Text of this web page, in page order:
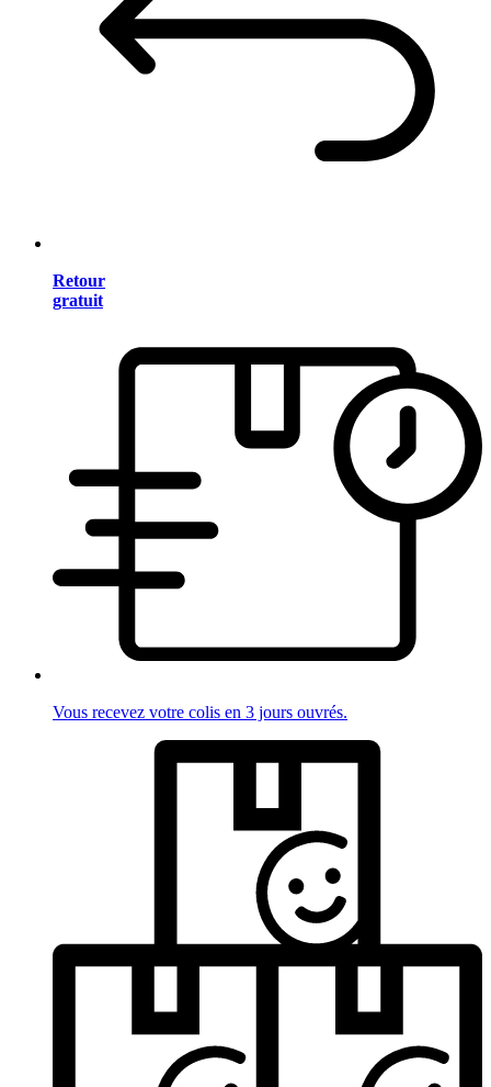
Retour
gratuit
Vous recevez votre colis en 3 jours ouvrés.